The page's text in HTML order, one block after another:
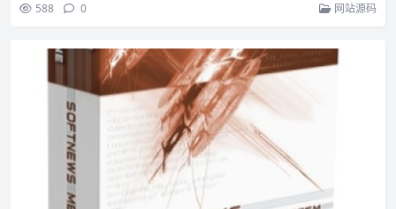
588 0 网站源码